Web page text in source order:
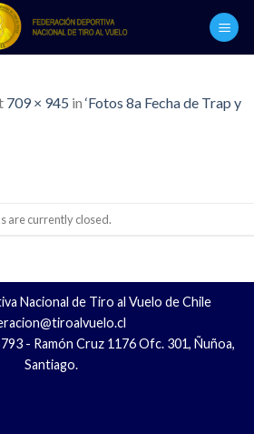
709 × 945 in ‘Fotos 8a Fecha de Trap y
are currently closed.
Nacional de Tiro al Vuelo de Chile
- Ramón Cruz 1176 Ofc. 301, Ñuñoa,
Santiago.